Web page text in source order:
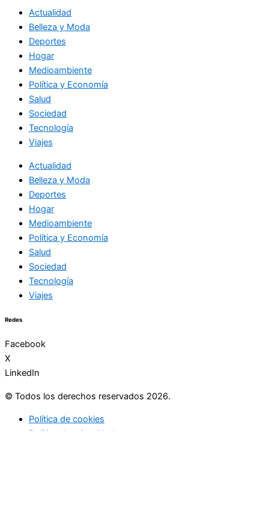
Actualidad
Belleza y Moda
Deportes
Hogar
Medioambiente
Política y Economía
Salud
Sociedad
Tecnología
Viajes
Actualidad
Belleza y Moda
Deportes
Hogar
Medioambiente
Política y Economía
Salud
Sociedad
Tecnología
Viajes
Redes
Facebook
X
LinkedIn
© Todos los derechos reservados 2026.
Política de cookies
Política de privacidad